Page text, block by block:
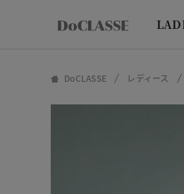
DoCLASSE レディース